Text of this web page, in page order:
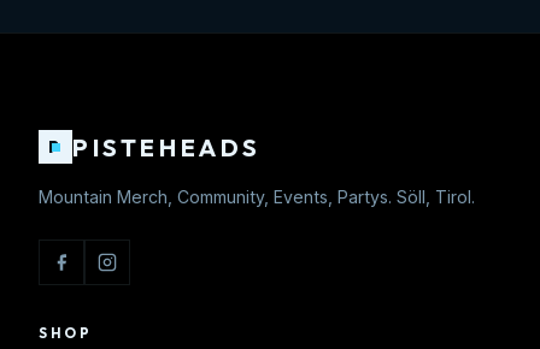
P PISTEHEADS
Mountain Merch, Community, Events, Partys. Söll, Tirol.
SHOP